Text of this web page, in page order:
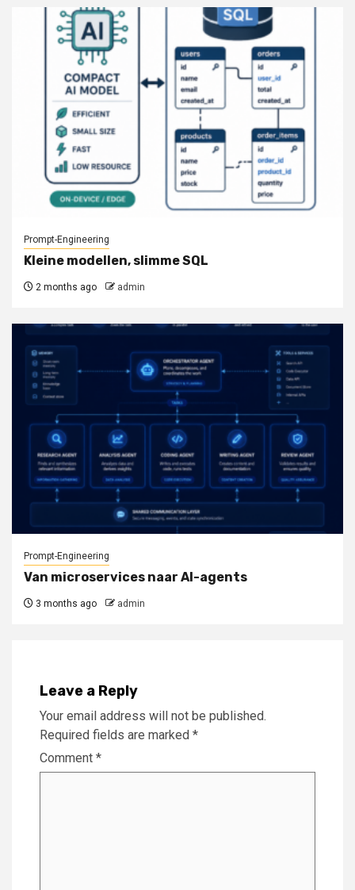
Prompt-Engineering
Kleine modellen, slimme SQL
2 months ago admin
Prompt-Engineering
Van microservices naar AI-agents
3 months ago admin
Leave a Reply
Your email address will not be published.
Required fields are marked *
Comment *